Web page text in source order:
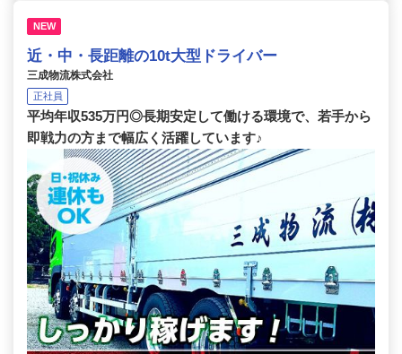
NEW
近・中・長距離の10t大型ドライバー
三成物流株式会社
正社員
平均年収535万円◎長期安定して働ける環境で、若手から
即戦力の方まで幅広く活躍しています♪